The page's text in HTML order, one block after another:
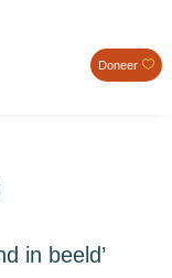
Doneer
in beeld’